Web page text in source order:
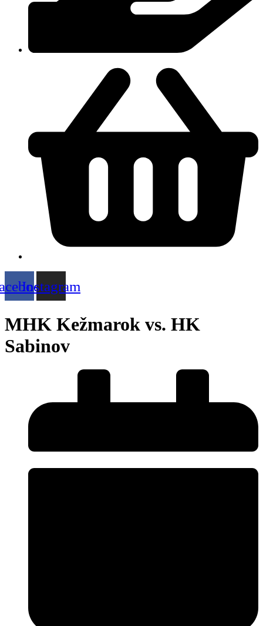
Instagram
MHK Kežmarok vs. HK
Sabinov